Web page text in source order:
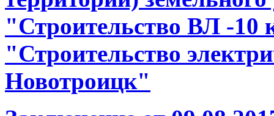
"Строительство ВЛ -10
"Строительство
Новотроицк"